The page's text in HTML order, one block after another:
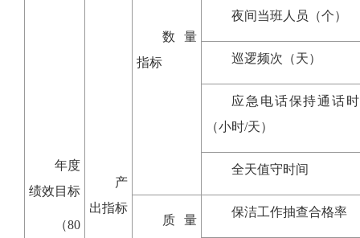
年度
绩效目标
（80
产
出指标
数量
指标
夜间当班人员（个）
巡逻频次（天）
应急电话保持通话
（小时/天）
全天值守时间
质量
保洁工作抽查合格率